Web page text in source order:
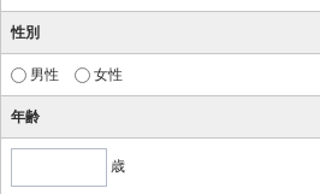
性別
男性 女性
年齢
歳